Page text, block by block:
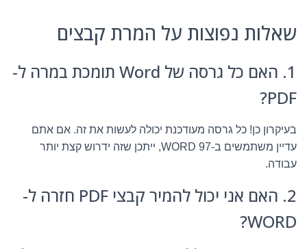
שאלות נפוצות על המרת קבצים
1. האם כל גרסה של Word תומכת במרה ל-
PDF?
בעיקרון כן! כל גרסה מעודכנת יכולה לעשות את זה. אם אתם
עדיין משתמשים ב-WORD 97, ייתכן שזה ידרוש קצת יותר
עבודה.
2. האם אני יכול להמיר קבצי PDF חזרה ל-
WORD?